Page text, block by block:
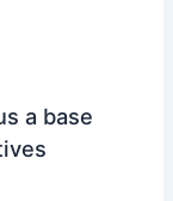
a base